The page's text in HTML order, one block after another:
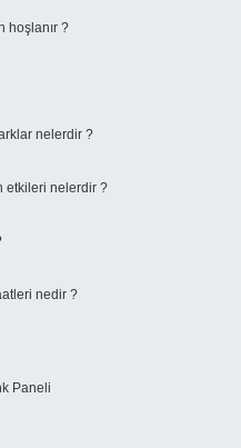
hoşlanır ?
nelerdir ?
etkileri nelerdir ?
nedir ?